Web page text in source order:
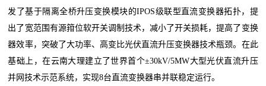
发了基于隔离全桥升压变换模块的IPOS级联型直流变换器拓扑，提
出了宽范围有源箝位软开关调制技术，减小了开关损耗，提高了变换
器效率，突破了大功率、高变比光伏直流升压变换器技术瓶颈。在此
基础上，在云南大理建立了世界首个±30kV/5MW大型光伏直流升压
并网技术示范系统，实现8台直流变换器串并联稳定运行。